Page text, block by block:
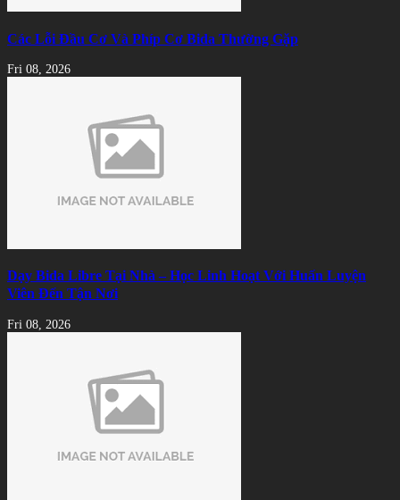
Các Lỗi Đầu Cơ Và Phíp Cơ Bida Thường Gặp
Fri 08, 2026
Dạy Bida Libre Tại Nhà – Học Linh Hoạt Với Huấn Luyện
Viên Đến Tận Nơi
Fri 08, 2026